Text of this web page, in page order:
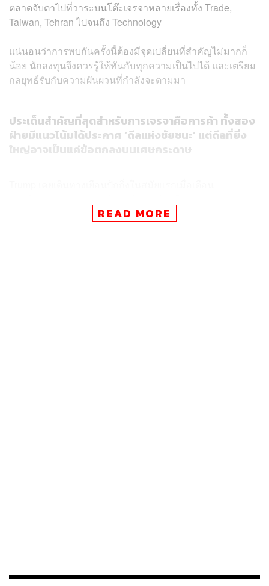
ตลาดจับตาไปที่วาระบนโต๊ะเจรจาหลายเรื่องทั้ง Trade,
Taiwan, Tehran ไปจนถึง Technology
แน่นอนว่าการพบกันครั้งนี้ต้องมีจุดเปลี่ยนที่สำคัญไม่มากก็
น้อย นักลงทุนจึงควรรู้ให้ทันกับทุกความเป็นไปได้ และเตรียม
กลยุทธ์รับกับความผันผวนที่กำลังจะตามมา
ประเด็นสำคัญที่สุดสำหรับการเจรจาคือการค้า ทั้งสอง
ฝ่ายมีแนวโน้มได้ประกาศ ‘ดีลแห่งชัยชนะ’ แต่ดีลที่ยิ่ง
ใหญ่อาจเป็นแค่ข้อตกลงบนเศษกระดาษ
2.5 แสนล้านดอลลาร์ ครอบคลุมตั้งแต่พลังงาน การบิน ไป
ไต้หวัน เป็นประเด็นที่จีนต้องเจรจาทุกครั้งที่พบกับสหรัฐฯ
READ MORE